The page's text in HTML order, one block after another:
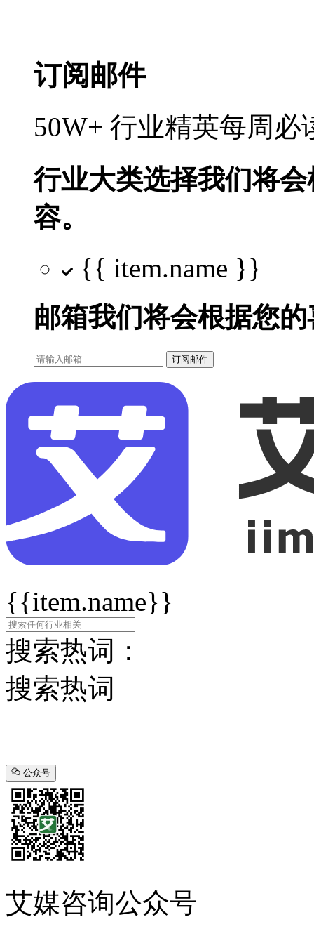
订阅邮件
50W+ 行业精英每周
行业大类选择我们将
容。
{{ item.name }}
邮箱我们将会根据您
订阅邮件
{{item.name}}
搜索热词：
搜索热词
公众号
艾媒咨询公众号